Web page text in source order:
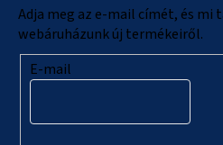
Adja meg az e-mail címét, és
webáruházunk új termékeiről.
E-mail